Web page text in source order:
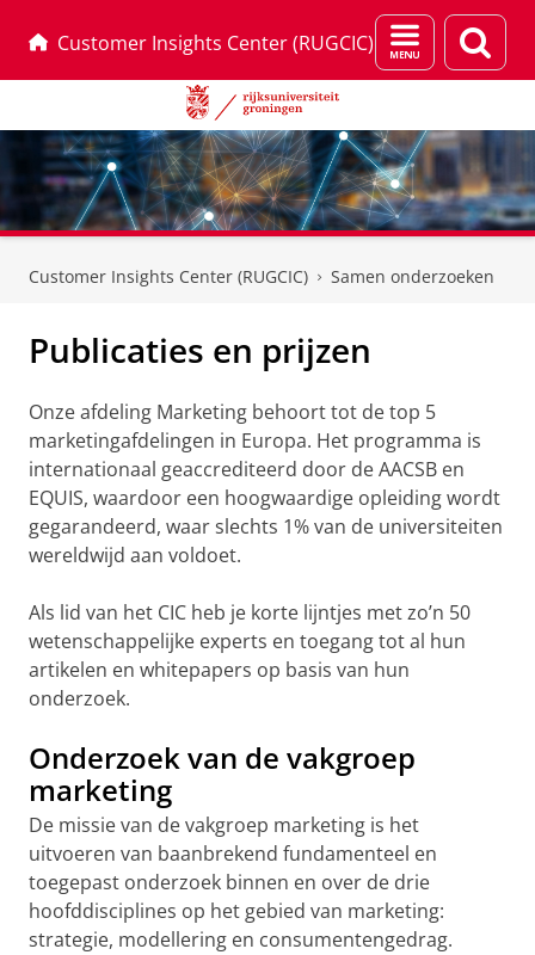
Customer Insights Center (RUGCIC)
Menu
en
Customer Insights Center (RUGCIC) Samen onderzoeken
Publicaties en prijzen
Onze afdeling Marketing behoort tot de top 5
marketingafdelingen in Europa. Het programma is
internationaal geaccrediteerd door de AACSB en
EQUIS, waardoor een hoogwaardige opleiding wordt
gegarandeerd, waar slechts 1% van de universiteiten
wereldwijd aan voldoet.
Als lid van het CIC heb je korte lijntjes met zo’n 50
wetenschappelijke experts en toegang tot al hun
artikelen en whitepapers op basis van hun
onderzoek.
Onderzoek van de vakgroep
marketing
De missie van de vakgroep marketing is het
uitvoeren van baanbrekend fundamenteel en
toegepast onderzoek binnen en over de drie
hoofddisciplines op het gebied van marketing:
strategie, modellering en consumentengedrag.